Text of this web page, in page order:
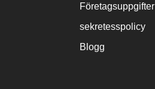
Företagsuppgifter
sekretesspolicy
Blogg